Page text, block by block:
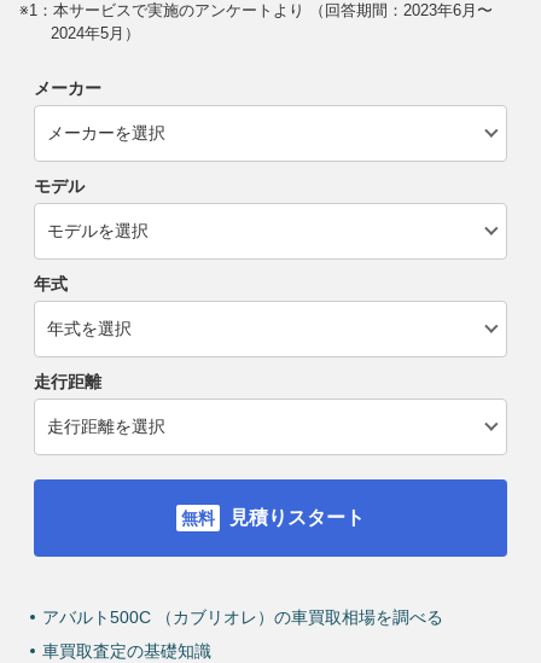
※1：本サービスで実施のアンケートより （回答期間：2023年6月〜
2024年5月）
メーカー
モデル
年式
走行距離
見積りスタート
アバルト500C （カブリオレ）の車買取相場を調べる
車買取査定の基礎知識